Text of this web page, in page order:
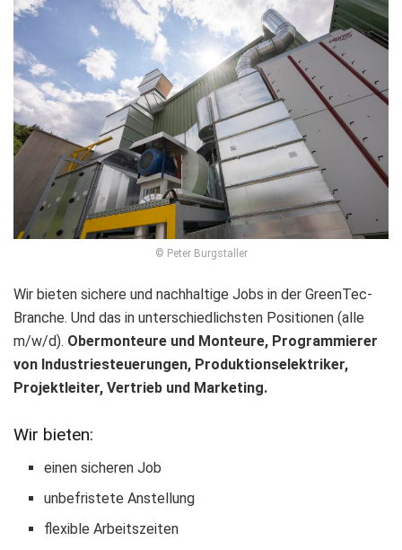
© Peter Burgstaller
Wir bieten sichere und nachhaltige Jobs in der GreenTec-
Branche. Und das in unterschiedlichsten Positionen (alle
m/w/d). Obermonteure und Monteure, Programmierer
von Industriesteuerungen, Produktionselektriker,
Projektleiter, Vertrieb und Marketing.
Wir bieten:
einen sicheren Job
unbefristete Anstellung
flexible Arbeitszeiten